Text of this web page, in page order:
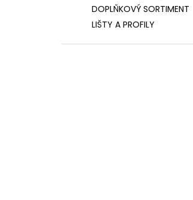
DOPLŇKOVÝ SORTIMENT
LIŠTY A PROFILY
REVITALIZAČNÍ NÁTĚR EMZ R EP
460 Kč